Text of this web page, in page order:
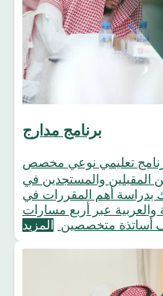
برنامج مدارج
تعليمي نوعي مخصص
المقبلين والمستجدين في
بدراسة أهم المقررات في
والعربية عبر أربع مسارات
أساتذة متخصصين
المزيد